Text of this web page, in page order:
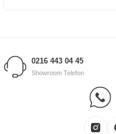
0216 443 04 45
Showroom Telefon